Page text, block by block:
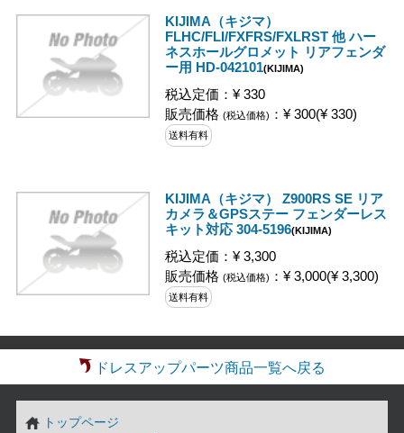
KIJIMA（キジマ）
FLHC/FLI/FXFRS/FXLRST 他 ハー
ネスホールグロメット リアフェンダ
ー用 HD-042101(KIJIMA)
税込定価：¥ 330
販売価格 (税込価格) ：¥ 300(¥ 330)
送料有料
KIJIMA（キジマ） Z900RS SE リア
カメラ＆GPSステー フェンダーレス
キット対応 304-5196(KIJIMA)
税込定価：¥ 3,300
販売価格 (税込価格) ：¥ 3,000(¥ 3,300)
送料有料
ドレスアップパーツ商品一覧へ戻る
トップページ